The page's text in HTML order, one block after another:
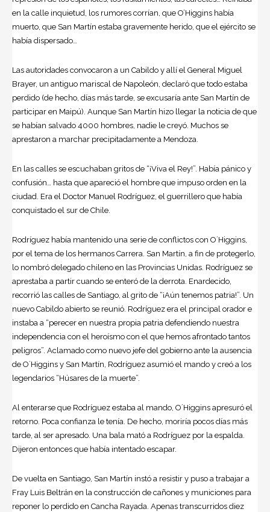
en la calle inquietud, los rumores corrían, que O’Higgins había
muerto, que San Martín estaba gravemente herido, que el ejército se
había dispersado…
Las autoridades convocaron a un Cabildo y allí el General Miguel
Brayer, un antiguo mariscal de Napoleón, declaró que todo estaba
perdido (de hecho, días más tarde, se excusaría ante San Martín de
participar en Maipú). Aunque San Martín hizo llegar la noticia de que
se habían salvado 4000 hombres, nadie le creyó. Muchos se
aprestaron a marchar precipitadamente a Mendoza.
En las calles se escuchaban gritos de “¡Viva el Rey!”. Había pánico y
confusión… hasta que apareció el hombre que impuso orden en la
ciudad. Era el Doctor Manuel Rodríguez, el guerrillero que había
conquistado el sur de Chile.
Rodríguez había mantenido una serie de conflictos con O´Higgins,
por el tema de los hermanos Carrera. San Martín, a fin de protegerlo,
lo nombró delegado chileno en las Provincias Unidas. Rodríguez se
aprestaba a partir cuando se enteró de la derrota. Enardecido,
recorrió las calles de Santiago, al grito de “¡Aún tenemos patria!”. Un
nuevo Cabildo abierto se reunió. Rodríguez era el principal orador e
instaba a “perecer en nuestra propia patria defendiendo nuestra
independencia con el heroísmo con el que hemos afrontado tantos
peligros”. Aclamado como nuevo jefe del gobierno ante la ausencia
de O´Higgins y San Martín, Rodríguez asumió el mando y creó a los
legendarios “Húsares de la muerte”.
Al enterarse que Rodríguez estaba al mando, O´Higgins apresuró el
retorno. Poca confianza le tenía. De hecho, moriría pocos días más
tarde, al ser apresado. Una bala mató a Rodríguez por la espalda.
Dijeron entonces que había intentado escapar.
De vuelta en Santiago, San Martín instó a resistir y puso a trabajar a
Fray Luis Beltrán en la construcción de cañones y municiones para
reponer lo perdido en Cancha Rayada. Apenas transcurridos diez